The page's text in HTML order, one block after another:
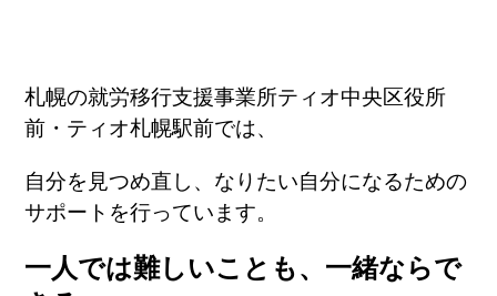
札幌の就労移行支援事業所ティオ中央区役所
前・ティオ札幌駅前では、
自分を見つめ直し、なりたい自分になるための
サポートを行っています。
一人では難しいことも、一緒ならで